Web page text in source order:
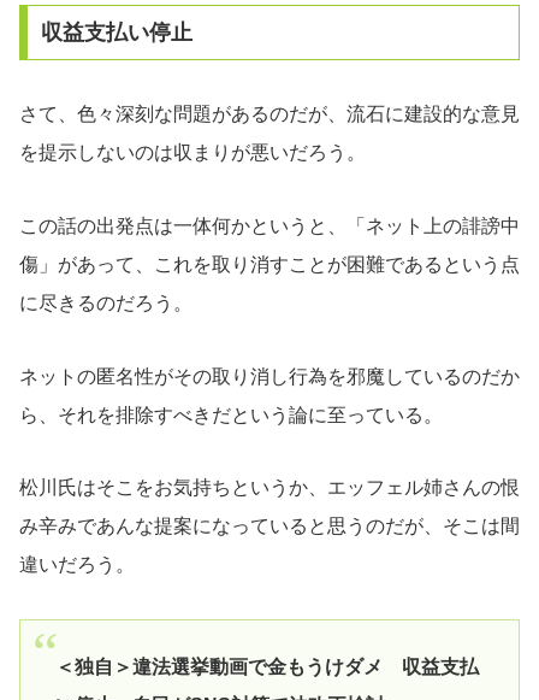
収益支払い停止
さて、色々深刻な問題があるのだが、流石に建設的な意見
を提示しないのは収まりが悪いだろう。
この話の出発点は一体何かというと、「ネット上の誹謗中
傷」があって、これを取り消すことが困難であるという点
に尽きるのだろう。
ネットの匿名性がその取り消し行為を邪魔しているのだか
ら、それを排除すべきだという論に至っている。
松川氏はそこをお気持ちというか、エッフェル姉さんの恨
み辛みであんな提案になっていると思うのだが、そこは間
違いだろう。
＜独自＞違法選挙動画で金もうけダメ 収益支払